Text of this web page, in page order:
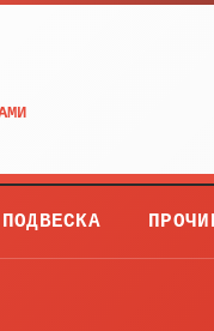
ПОДВЕСКА